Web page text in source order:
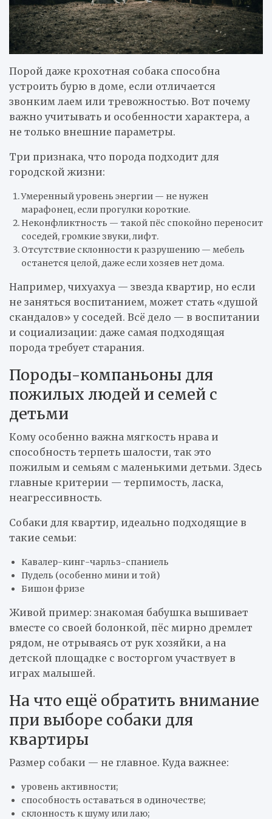
Порой даже крохотная собака способна
устроить бурю в доме, если отличается
звонким лаем или тревожностью. Вот почему
важно учитывать и особенности характера, а
не только внешние параметры.
Три признака, что порода подходит для
городской жизни:
Умеренный уровень энергии — не нужен
марафонец, если прогулки короткие.
Неконфликтность — такой пёс спокойно переносит
соседей, громкие звуки, лифт.
Отсутствие склонности к разрушению — мебель
останется целой, даже если хозяев нет дома.
Например, чихуахуа — звезда квартир, но если
не заняться воспитанием, может стать «душой
скандалов» у соседей. Всё дело — в воспитании
и социализации: даже самая подходящая
порода требует старания.
Породы-компаньоны для
пожилых людей и семей с
детьми
Кому особенно важна мягкость нрава и
способность терпеть шалости, так это
пожилым и семьям с маленькими детьми. Здесь
главные критерии — терпимость, ласка,
неагрессивность.
Собаки для квартир, идеально подходящие в
такие семьи:
Кавалер-кинг-чарльз-спаниель
Пудель (особенно мини и той)
Бишон фризе
Живой пример: знакомая бабушка вышивает
вместе со своей болонкой, пёс мирно дремлет
рядом, не отрываясь от рук хозяйки, а на
детской площадке с восторгом участвует в
играх малышей.
На что ещё обратить внимание
при выборе собаки для
квартиры
Размер собаки — не главное. Куда важнее:
уровень активности;
способность оставаться в одиночестве;
склонность к шуму или лаю;